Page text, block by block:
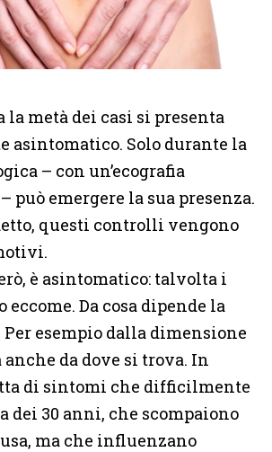
la metà dei casi si presenta
asintomatico. Solo durante la
– con un’ecografia
può emergere la sua presenza.
questi controlli vengono
è asintomatico: talvolta i
Da cosa dipende la
esempio dalla dimensione
da dove si trova. In
di sintomi che difficilmente
dei 30 anni, che scompaiono
ma che influenzano